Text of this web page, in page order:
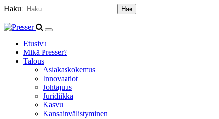
Haku:
Etusivu
Mikä Presser?
Talous
Asiakaskokemus
Innovaatiot
Johtajuus
Juridiikka
Kasvu
Kansainvälistyminen